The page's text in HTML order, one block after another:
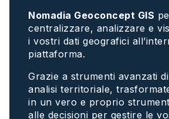
Nomadia Geoconcept GIS
centralizzare, analizzare e
i vostri dati geografici
piattaforma.
Grazie a strumenti avanzati
analisi territoriale,
in un vero e proprio
alle decisioni per gestire le